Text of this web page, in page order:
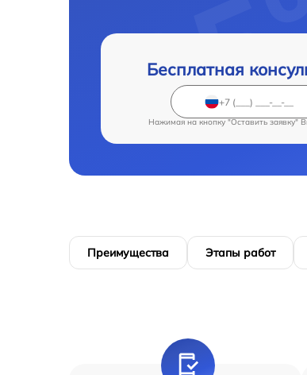
Бесплатная
Нажимая на кнопку "Оставить заявку"
Преимущества Этапы работ